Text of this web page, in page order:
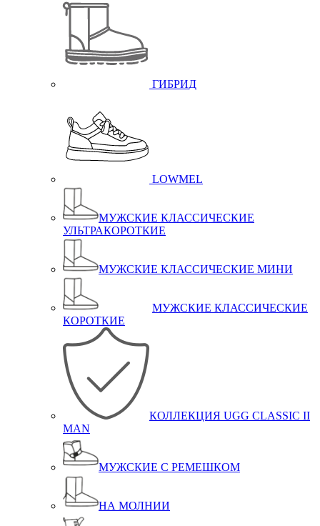
ГИБРИД
LOWMEL
МУЖСКИЕ КЛАССИЧЕСКИЕ
УЛЬТРАКОРОТКИЕ
МУЖСКИЕ КЛАССИЧЕСКИЕ МИНИ
МУЖСКИЕ КЛАССИЧЕСКИЕ
КОРОТКИЕ
КОЛЛЕКЦИЯ UGG CLASSIC II
MAN
МУЖСКИЕ С РЕМЕШКОМ
НА МОЛНИИ